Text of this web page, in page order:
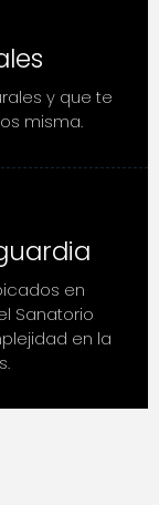
y que te
misma.
en
Sanatorio
en la